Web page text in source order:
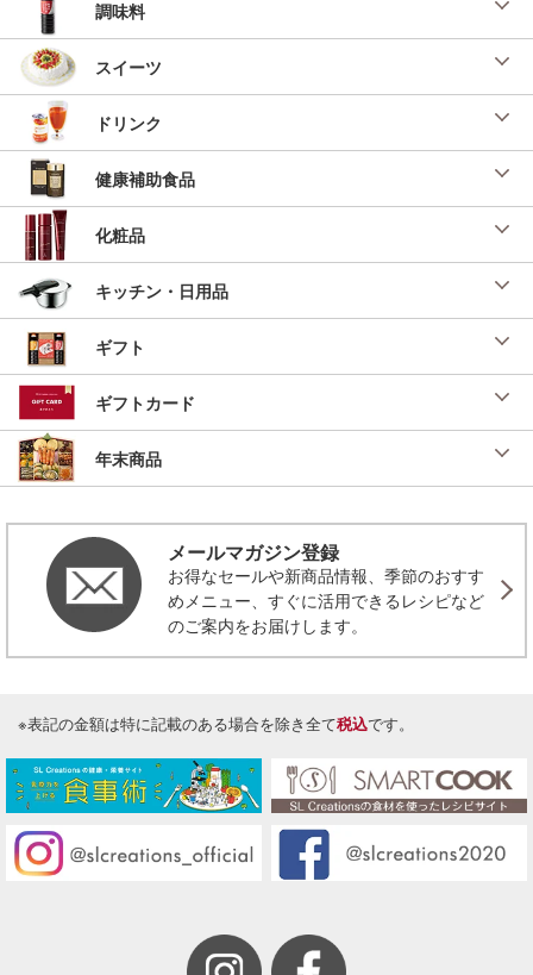
調味料
スイーツ
ドリンク
健康補助食品
化粧品
キッチン・日用品
ギフト
ギフトカード
年末商品
メールマガジン登録
お得なセールや新商品情報、季節のおすす
めメニュー、すぐに活用できるレシピなど
のご案内をお届けします。
※表記の金額は特に記載のある場合を除き全て税込です。